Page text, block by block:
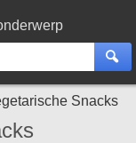
Snacks